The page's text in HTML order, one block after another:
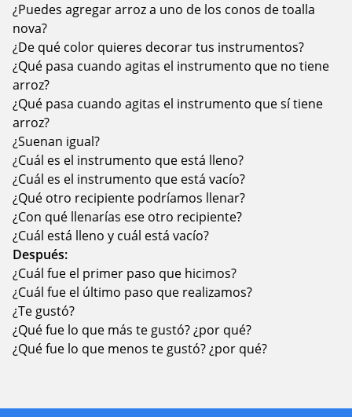
¿Puedes agregar arroz a uno de los conos de toalla
nova?
¿De qué color quieres decorar tus instrumentos?
¿Qué pasa cuando agitas el instrumento que no tiene
arroz?
¿Qué pasa cuando agitas el instrumento que sí tiene
arroz?
¿Suenan igual?
¿Cuál es el instrumento que está lleno?
¿Cuál es el instrumento que está vacío?
¿Qué otro recipiente podríamos llenar?
¿Con qué llenarías ese otro recipiente?
¿Cuál está lleno y cuál está vacío?
Después:
¿Cuál fue el primer paso que hicimos?
¿Cuál fue el último paso que realizamos?
¿Te gustó?
¿Qué fue lo que más te gustó? ¿por qué?
¿Qué fue lo que menos te gustó? ¿por qué?